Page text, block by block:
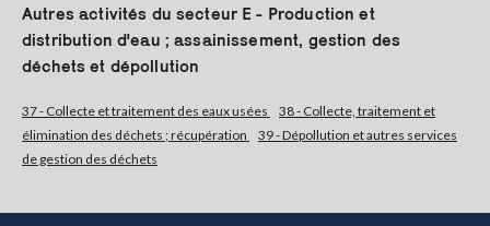
SERVICES
LA
GAZETTE
Se
connecter
Autres activités du secteur E - Production et
distribution d'eau ; assainissement, gestion des
déchets et dépollution
37 - Collecte et traitement des eaux usées
38 - Collecte, traitement et
élimination des déchets ; récupération
39 - Dépollution et autres services
de gestion des déchets